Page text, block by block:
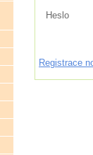
Heslo
Registrace